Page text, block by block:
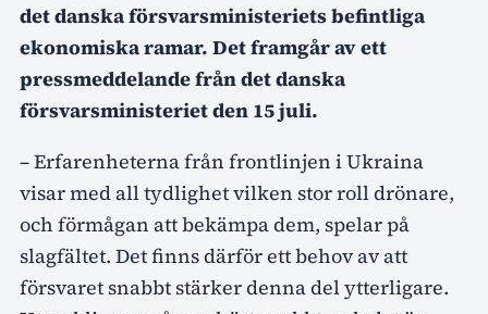
det danska försvarsministeriets befintliga
ekonomiska ramar. Det framgår av ett
pressmeddelande från det danska
försvarsministeriet den 15 juli.
– Erfarenheterna från frontlinjen i Ukraina
visar med all tydlighet vilken stor roll drönare,
och förmågan att bekämpa dem, spelar på
slagfältet. Det finns därför ett behov av att
försvaret snabbt stärker denna del ytterligare.